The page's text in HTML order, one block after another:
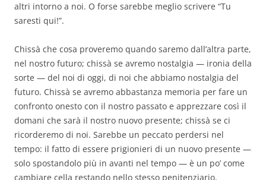
altri intorno a noi. O forse sarebbe meglio scrivere “Tu
saresti qui!”.
Chissà che cosa proveremo quando saremo dall’altra parte,
nel nostro futuro; chissà se avremo nostalgia — ironia della
sorte — del noi di oggi, di noi che abbiamo nostalgia del
futuro. Chissà se avremo abbastanza memoria per fare un
confronto onesto con il nostro passato e apprezzare così il
domani che sarà il nostro nuovo presente; chissà se ci
ricorderemo di noi. Sarebbe un peccato perdersi nel
tempo: il fatto di essere prigionieri di un nuovo presente —
solo spostandolo più in avanti nel tempo — è un po’ come
cambiare cella restando nello stesso penitenziario.